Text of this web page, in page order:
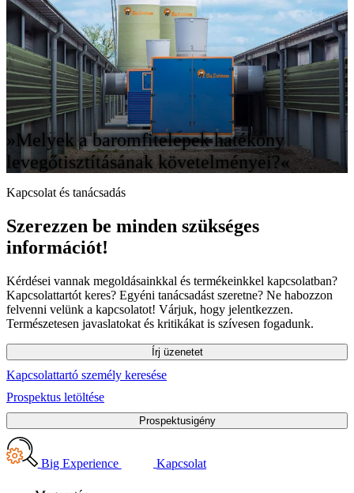
»Melyek a baromfitelepek hatékony
levegőtisztításának követelményei?«
Kapcsolat és tanácsadás
Szerezzen be minden szükséges
információt!
Kérdései vannak megoldásainkkal és termékeinkkel kapcsolatban?
Kapcsolattartót keres? Egyéni tanácsadást szeretne? Ne habozzon
felvenni velünk a kapcsolatot! Várjuk, hogy jelentkezzen.
Természetesen javaslatokat és kritikákat is szívesen fogadunk.
Írj üzenetet
Kapcsolattartó személy keresése
Prospektus letöltése
Prospektusigény
Big Experience Kapcsolat